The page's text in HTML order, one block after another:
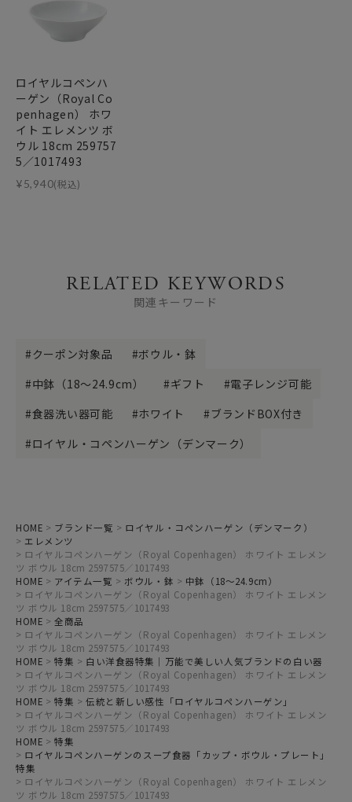
ロイヤルコペンハ
ーゲン（Royal Co
penhagen） ホワ
イト エレメンツ ボ
ウル 18cm 259757
5／1017493
¥5,940(税込)
RELATED KEYWORDS
関連キーワード
クーポン対象品
ボウル・鉢
中鉢（18～24.9cm）
ギフト
電子レンジ可能
食器洗い器可能
ホワイト
ブランドBOX付き
ロイヤル・コペンハーゲン（デンマーク）
HOME ブランド一覧
ロイヤル・コペンハーゲン（デンマーク）
エレメンツ
ロイヤルコペンハーゲン（Royal Copenhagen） ホワイト エレメン
ツ ボウル 18cm 2597575／1017493
HOME
アイテム一覧 ボウル・鉢
中鉢（18～24.9cm）
ロイヤルコペンハーゲン（Royal Copenhagen） ホワイト エレメン
ツ ボウル 18cm 2597575／1017493
HOME
全商品
ロイヤルコペンハーゲン（Royal Copenhagen） ホワイト エレメン
ツ ボウル 18cm 2597575／1017493
HOME
特集
白い洋食器特集｜万能で美しい人気ブランドの白い器
ロイヤルコペンハーゲン（Royal Copenhagen） ホワイト エレメン
ツ ボウル 18cm 2597575／1017493
HOME
特集
伝統と新しい感性「ロイヤルコペンハーゲン」
ロイヤルコペンハーゲン（Royal Copenhagen） ホワイト エレメン
ツ ボウル 18cm 2597575／1017493
HOME
特集
ロイヤルコペンハーゲンのスープ食器「カップ・ボウル・プレート」
特集
ロイヤルコペンハーゲン（Royal Copenhagen） ホワイト エレメン
ツ ボウル 18cm 2597575／1017493